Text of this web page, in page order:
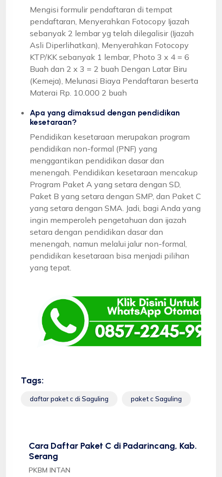
Mengisi formulir pendaftaran di tempat
pendaftaran, Menyerahkan Fotocopy Ijazah
sebanyak 2 lembar yg telah dilegalisir (Ijazah
Asli Diperlihatkan), Menyerahkan Fotocopy
KTP/KK sebanyak 1 lembar, Photo 3 x 4 = 6
Buah dan 2 x 3 = 2 buah Dengan Latar Biru
(Kemeja), Melunasi Biaya Pendaftaran beserta
Materai Rp. 10.000 2 buah
Apa yang dimaksud dengan pendidikan
kesetaraan?
Pendidikan kesetaraan merupakan program
pendidikan non-formal (PNF) yang
menggantikan pendidikan dasar dan
menengah. Pendidikan kesetaraan mencakup
Program Paket A yang setara dengan SD,
Paket B yang setara dengan SMP, dan Paket C
yang setara dengan SMA. Jadi, bagi Anda yang
ingin memperoleh pengetahuan dan ijazah
setara dengan pendidikan dasar dan
menengah, namun melalui jalur non-formal,
pendidikan kesetaraan bisa menjadi pilihan
yang tepat.
Tags:
daftar paket c di Saguling paket c Saguling
Cara Daftar Paket C di Padarincang, Kab.
Serang
PKBM INTAN